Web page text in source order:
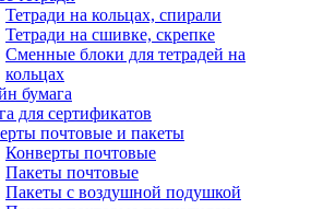
Тетради на кольцах, спирали
Тетради на сшивке, скрепке
Сменные блоки для тетрадей на
кольцах
бумага
для сертификатов
почтовые и пакеты
Конверты почтовые
Пакеты почтовые
Пакеты с воздушной подушкой